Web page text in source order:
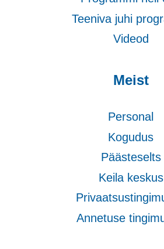
Teeniva juhi
Videod
Meist
Personal
Kogudus
Päästeselts
Keila keskus
Annetuse